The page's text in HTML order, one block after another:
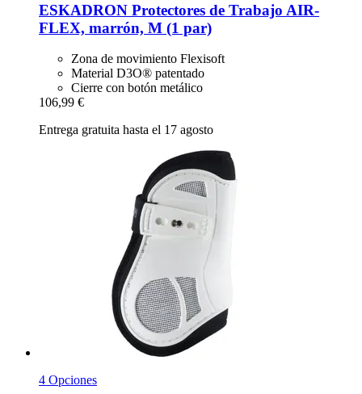
ESKADRON Protectores de Trabajo AIR-​
FLEX, marrón, M (1 par)
Zona de movimiento Flexisoft
Material D3O® patentado
Cierre con botón metálico
106,99 €
Entrega gratuita hasta el 17 agosto
4 Opciones